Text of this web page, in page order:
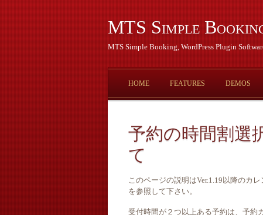
MTS Simple
MTS Simple Booking, WordPress Plugin
HOME FEATURES DEMOS
予約の時間割選
て
このページの説明はVer.1.19以降のカ
を参照して下さい。
受付時間が２つ以上ある予約は、予約